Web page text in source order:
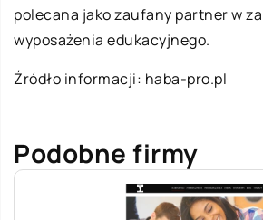
polecana jako zaufany partner w
wyposażenia edukacyjnego.
Źródło informacji: haba-pro.pl
Podobne firmy